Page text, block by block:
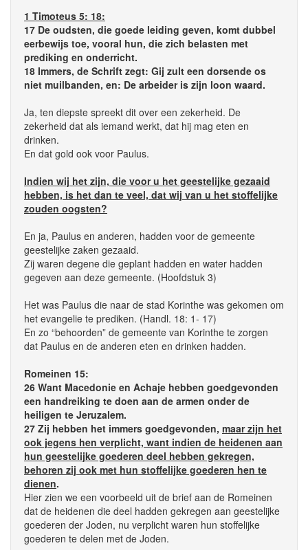
1 Timoteus 5: 18:
17 De oudsten, die goede leiding geven, komt dubbel
eerbewijs toe, vooral hun, die zich belasten met
prediking en onderricht.
18 Immers, de Schrift zegt: Gij zult een dorsende os
niet muilbanden, en: De arbeider is zijn loon waard.
Ja, ten diepste spreekt dit over een zekerheid. De
zekerheid dat als iemand werkt, dat hij mag eten en
drinken.
En dat gold ook voor Paulus.
Indien wij het zijn, die voor u het geestelijke gezaaid
hebben, is het dan te veel, dat wij van u het stoffelijke
zouden oogsten?
En ja, Paulus en anderen, hadden voor de gemeente
geestelijke zaken gezaaid.
Zij waren degene die geplant hadden en water hadden
gegeven aan deze gemeente. (Hoofdstuk 3)
Het was Paulus die naar de stad Korinthe was gekomen om
het evangelie te prediken. (Handl. 18: 1- 17)
En zo “behoorden” de gemeente van Korinthe te zorgen
dat Paulus en de anderen eten en drinken hadden.
Romeinen 15:
26 Want Macedonie en Achaje hebben goedgevonden
een handreiking te doen aan de armen onder de
heiligen te Jeruzalem.
27 Zij hebben het immers goedgevonden, maar zijn het
ook jegens hen verplicht, want indien de heidenen aan
hun geestelijke goederen deel hebben gekregen,
behoren zij ook met hun stoffelijke goederen hen te
dienen.
Hier zien we een voorbeeld uit de brief aan de Romeinen
dat de heidenen die deel hadden gekregen aan geestelijke
goederen der Joden, nu verplicht waren hun stoffelijke
goederen te delen met de Joden.